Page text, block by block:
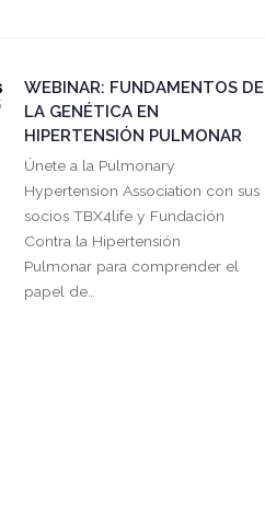
WEBINAR: FUNDAMENTOS DE
LA GENÉTICA EN
HIPERTENSIÓN PULMONAR
Únete a la Pulmonary
Hypertension Association con sus
socios TBX4life y Fundación
Contra la Hipertensión
Pulmonar para comprender el
papel de…